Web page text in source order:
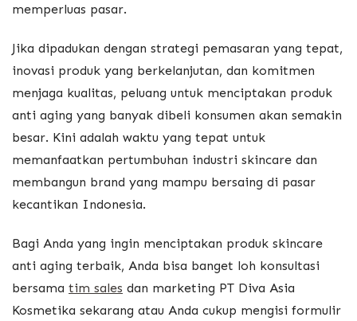
memperluas pasar.
Jika dipadukan dengan strategi pemasaran yang tepat,
inovasi produk yang berkelanjutan, dan komitmen
menjaga kualitas, peluang untuk menciptakan produk
anti aging yang banyak dibeli konsumen akan semakin
besar. Kini adalah waktu yang tepat untuk
memanfaatkan pertumbuhan industri skincare dan
membangun brand yang mampu bersaing di pasar
kecantikan Indonesia.
Bagi Anda yang ingin menciptakan produk skincare
anti aging terbaik, Anda bisa banget loh konsultasi
bersama tim sales dan marketing PT Diva Asia
Kosmetika sekarang atau Anda cukup mengisi formulir